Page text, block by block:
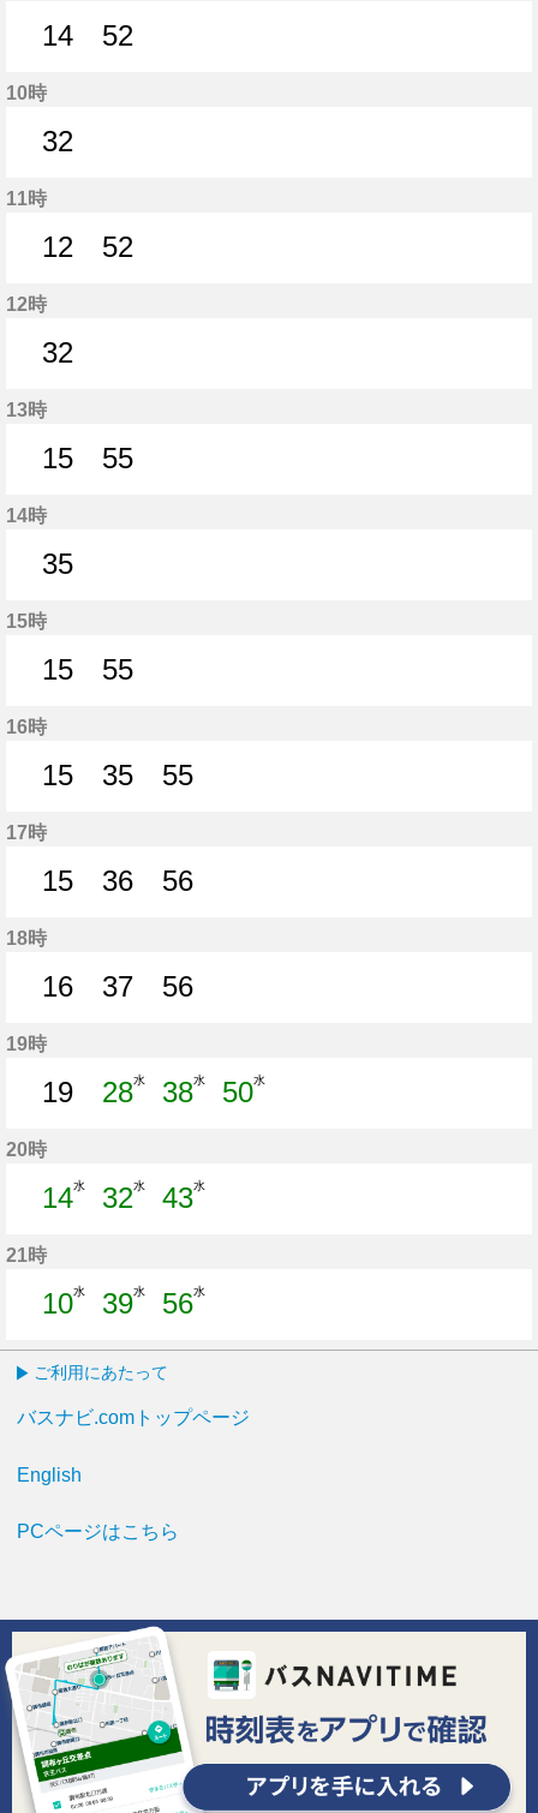
14
52
10時
32
11時
12
52
12時
32
13時
15
55
14時
35
15時
15
55
16時
15
35
55
17時
15
36
56
18時
16
37
56
19時
19
28水
38水
50水
20時
14水
32水
43水
21時
10水
39水
56水
ご利用にあたって
バスナビ.comトップページ
English
PCページはこちら